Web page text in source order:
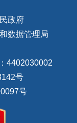
政府
数据管理局
4402030002
号
号